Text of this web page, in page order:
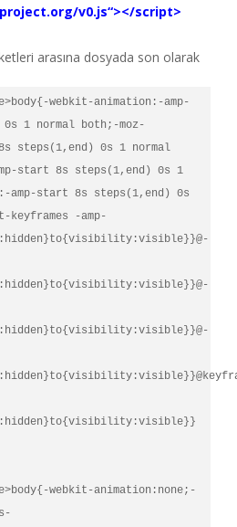
v0.js“></script>
arasına dosyada son olarak
webkit-animation:-amp-
1 normal both;-moz-
steps(1,end) 0s 1 normal
start 8s steps(1,end) 0s 1
amp-start 8s steps(1,end) 0s
keyframes -amp-
webkit-animation:none;-